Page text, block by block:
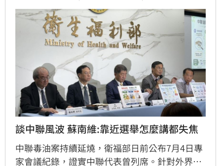
談中聯風波 蘇南維:靠近選舉怎麼講都失焦
中聯毒油案持續延燒，衛福部日前公布7月4日專
家會議紀錄，證實中聯代表曾列席。針對外界質